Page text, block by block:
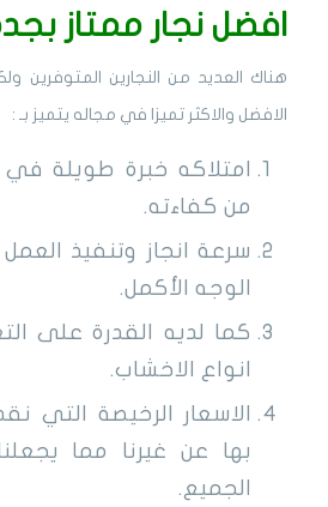
افضل نجار ممتاز
هناك العديد من النجارين المتوفرين
الافضل والاكثر تميزا في مجاله يتميز بـ :
امتلاكه خبرة طويلة في
من كفاءته.
سرعة انجاز وتنفيذ
الوجه الأكمل.
كما لديه القدرة على
انواع الاخشاب.
الاسعار الرخيصة التي
بها عن غيرنا مما
الجميع.